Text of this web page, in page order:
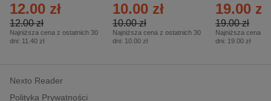
12.00 zł
12.00 zł
Najniższa cena z ostatnich 30
dni: 11.40 zł
10.00 zł
10.00 zł
Najniższa cena z ostatnich 30
dni: 10.00 zł
– 2/2026
19.00 zł
19.00 zł
Najniższa cena z
dni: 19.00 zł
Nexto Reader
Polityka Prywatności